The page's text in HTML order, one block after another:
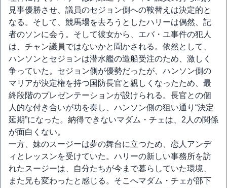
見事優勝させ、議員のセジョン側への鞍替えは決定的と
なる。そして、競馬場を去ろうとしたハリーは偶然、記
者のソンに会う。そして彼女から、エバ・ユ事件の犯人
は、チャン議員ではないかと聞かされる。依然として、
ハンソンとセジョンは潜水艦の造船受注のため、激しく
争っていた。セジョン側が優勢だったが、ハンソン側の
マリアが決定権を持つ国防長官と親しくなったため、最
終段階のプレゼンテーションが設けられる。長官との個
人的な付き合いが功を奏し、ハンソン側の狙い通り“決定
延期”になった。納得できないマダム・チェは、2人の関係
が面白くない。
一方、妹のスージーは夢の舞台に立つため、恋人アンデ
ィとレッスンを受けていた。ハリーの新しい事務所を訪
れたスージーは、自分たちが今まで暮らしていた環境、
また兄も変わったと感じる。そこへマダム・チェが部下